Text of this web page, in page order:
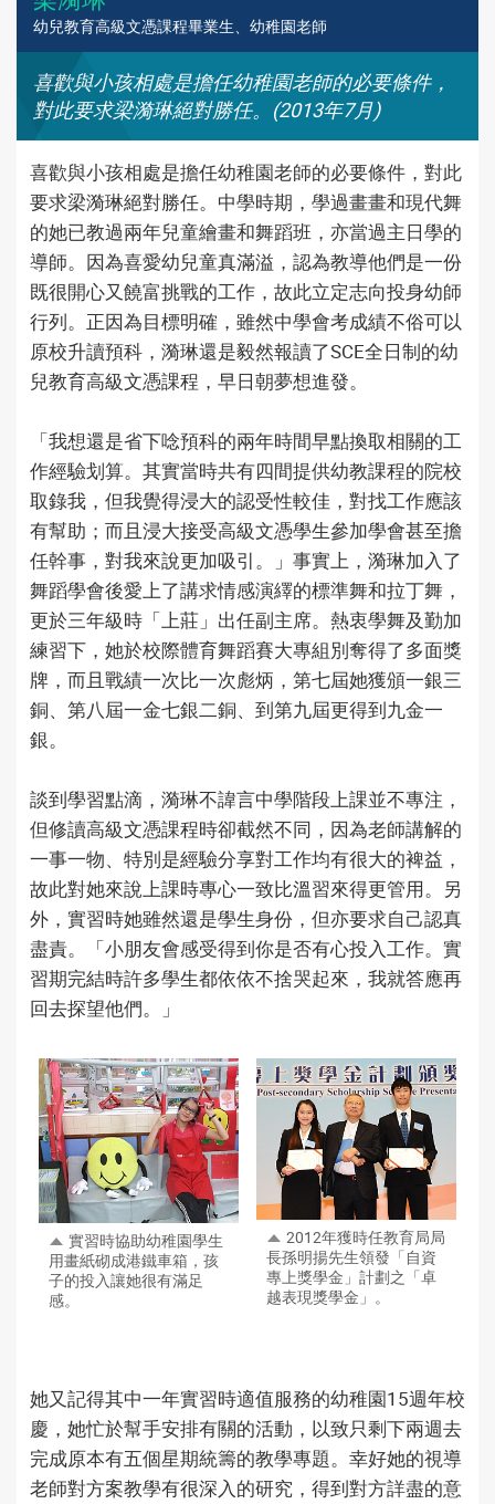
喜歡與小孩相處是擔任幼稚園老師的必要條件，
對此要求梁漪琳絕對勝任。(2013年7月)
幼兒教育高級文憑課程畢業生、幼稚園老師
喜歡與小孩相處是擔任幼稚園老師的必要條件，對此
要求梁漪琳絕對勝任。中學時期，學過畫畫和現代舞
的她已教過兩年兒童繪畫和舞蹈班，亦當過主日學的
導師。因為喜愛幼兒童真滿溢，認為教導他們是一份
既很開心又饒富挑戰的工作，故此立定志向投身幼師
行列。正因為目標明確，雖然中學會考成績不俗可以
原校升讀預科，漪琳還是毅然報讀了SCE全日制的幼
兒教育高級文憑課程，早日朝夢想進發。
「我想還是省下唸預科的兩年時間早點換取相關的工
作經驗划算。其實當時共有四間提供幼教課程的院校
取錄我，但我覺得浸大的認受性較佳，對找工作應該
有幫助；而且浸大接受高級文憑學生參加學會甚至擔
任幹事，對我來說更加吸引。」事實上，漪琳加入了
舞蹈學會後愛上了講求情感演繹的標準舞和拉丁舞，
更於三年級時「上莊」出任副主席。熱衷學舞及勤加
練習下，她於校際體育舞蹈賽大專組別奪得了多面獎
牌，而且戰績一次比一次彪炳，第七屆她獲頒一銀三
銅、第八屆一金七銀二銅、到第九屆更得到九金一
銀。
談到學習點滴，漪琳不諱言中學階段上課並不專注，
但修讀高級文憑課程時卻截然不同，因為老師講解的
一事一物、特別是經驗分享對工作均有很大的裨益，
故此對她來說上課時專心一致比溫習來得更管用。另
外，實習時她雖然還是學生身份，但亦要求自己認真
盡責。「小朋友會感受得到你是否有心投入工作。實
習期完結時許多學生都依依不捨哭起來，我就答應再
回去探望他們。」
實習時協助幼稚園學生
用畫紙砌成港鐵車箱，孩
子的投入讓她很有滿足
感。
2012年獲時任教育局局
長孫明揚先生領發「自資
專上獎學金」計劃之「卓
越表現獎學金」。
她又記得其中一年實習時適值服務的幼稚園15週年校
慶，她忙於幫手安排有關的活動，以致只剩下兩週去
完成原本有五個星期統籌的教學專題。幸好她的視導
老師對方案教學有很深入的研究，得到對方詳盡的意